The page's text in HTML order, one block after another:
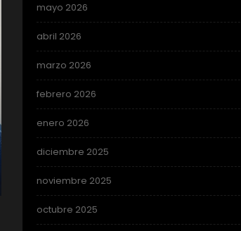
mayo 2026
abril 2026
marzo 2026
febrero 2026
enero 2026
diciembre 2025
noviembre 2025
octubre 2025